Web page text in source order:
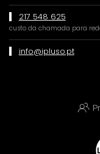
217 548 625
custo da chamada para
info@ipluso.pt